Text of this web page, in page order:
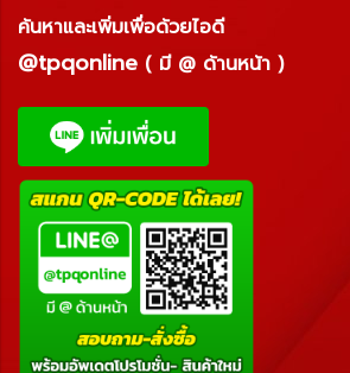
ค้นหาและเพิ่มเพื่อด้วยไอดี
@tpqonline ( มี @ ด้านหน้า )